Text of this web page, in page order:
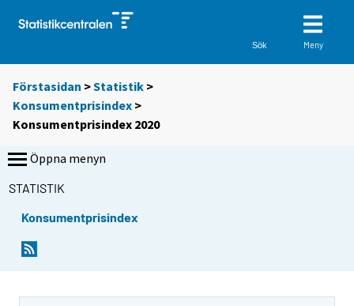
Sök Meny
Förstasidan >Statistik >
Konsumentprisindex >
Konsumentprisindex 2020
Öppna menyn
STATISTIK
Konsumentprisindex